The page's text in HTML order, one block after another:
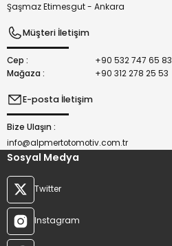
Şaşmaz Etimesgut - Ankara
Müşteri İletişim
Cep :
+90 532 747 65 83
Mağaza :
+90 312 278 25 53
E-posta İletişim
Bize Ulaşın :
info@alpmertotomotiv.com.tr
Sosyal Medya
Twitter
Instagram